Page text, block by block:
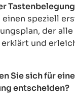
einen speziell
der
erklärt und
Sie sich für
entscheiden?